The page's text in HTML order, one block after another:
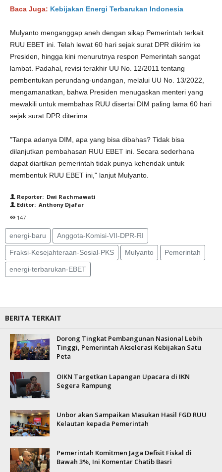
Baca Juga: Kebijakan Energi Terbarukan Indonesia
Mulyanto menganggap aneh dengan sikap Pemerintah terkait
RUU EBET ini. Telah lewat 60 hari sejak surat DPR dikirim ke
Presiden, hingga kini menurutnya respon Pemerintah sangat
lambat. Padahal, revisi terakhir UU No. 12/2011 tentang
pembentukan perundang-undangan, melalui UU No. 13/2022,
mengamanatkan, bahwa Presiden menugaskan menteri yang
mewakili untuk membahas RUU disertai DIM paling lama 60 hari
sejak surat DPR diterima.
"Tanpa adanya DIM, apa yang bisa dibahas? Tidak bisa
dilanjutkan pembahasan RUU EBET ini. Secara sederhana
dapat diartikan pemerintah tidak punya kehendak untuk
membentuk RUU EBET ini," lanjut Mulyanto.
Reporter: Dwi Rachmawati
Editor: Anthony Djafar
147
energi-baru Anggota-Komisi-VII-DPR-RI
Fraksi-Kesejahteraan-Sosial-PKS Mulyanto Pemerintah
energi-terbarukan-EBET
BERITA TERKAIT
Dorong Tingkat Pembangunan Nasional Lebih
Tinggi, Pemerintah Akselerasi Kebijakan Satu
Peta
OIKN Targetkan Lapangan Upacara di IKN
Segera Rampung
Unbor akan Sampaikan Masukan Hasil FGD RUU
Kelautan kepada Pemerintah
Pemerintah Komitmen Jaga Defisit Fiskal di
Bawah 3%, Ini Komentar Chatib Basri